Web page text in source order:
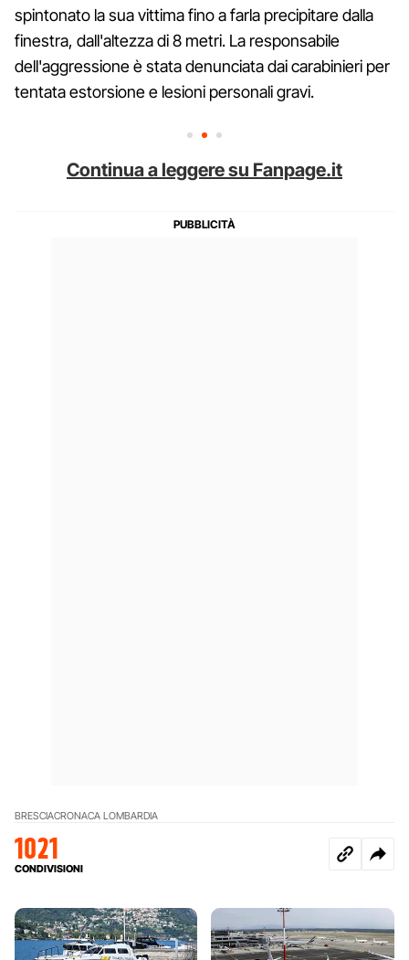
spintonato la sua vittima fino a farla precipitare dalla
finestra, dall'altezza di 8 metri. La responsabile
dell'aggressione è stata denunciata dai carabinieri per
tentata estorsione e lesioni personali gravi.
Continua a leggere su Fanpage.it
BRESCIACRONACA LOMBARDIA
1021
CONDIVISIONI